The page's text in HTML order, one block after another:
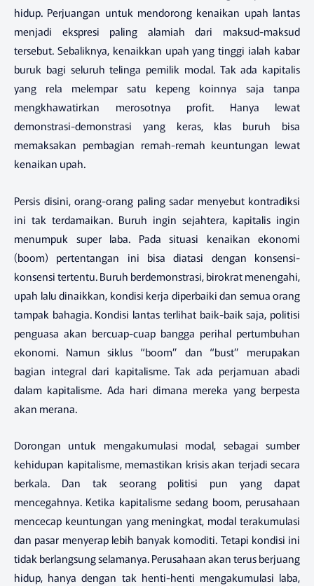
hidup. Perjuangan untuk mendorong kenaikan upah lantas
menjadi ekspresi paling alamiah dari maksud-maksud
tersebut. Sebaliknya, kenaikkan upah yang tinggi ialah kabar
buruk bagi seluruh telinga pemilik modal. Tak ada kapitalis
yang rela melempar satu kepeng koinnya saja tanpa
mengkhawatirkan merosotnya profit. Hanya lewat
demonstrasi-demonstrasi yang keras, klas buruh bisa
memaksakan pembagian remah-remah keuntungan lewat
kenaikan upah.
Persis disini, orang-orang paling sadar menyebut kontradiksi
ini tak terdamaikan. Buruh ingin sejahtera, kapitalis ingin
menumpuk super laba. Pada situasi kenaikan ekonomi
(boom) pertentangan ini bisa diatasi dengan konsensi-
konsensi tertentu. Buruh berdemonstrasi, birokrat menengahi,
upah lalu dinaikkan, kondisi kerja diperbaiki dan semua orang
tampak bahagia. Kondisi lantas terlihat baik-baik saja, politisi
penguasa akan bercuap-cuap bangga perihal pertumbuhan
ekonomi. Namun siklus “boom” dan “bust” merupakan
bagian integral dari kapitalisme. Tak ada perjamuan abadi
dalam kapitalisme. Ada hari dimana mereka yang berpesta
akan merana.
Dorongan untuk mengakumulasi modal, sebagai sumber
kehidupan kapitalisme, memastikan krisis akan terjadi secara
berkala. Dan tak seorang politisi pun yang dapat
mencegahnya. Ketika kapitalisme sedang boom, perusahaan
mencecap keuntungan yang meningkat, modal terakumulasi
dan pasar menyerap lebih banyak komoditi. Tetapi kondisi ini
tidak berlangsung selamanya. Perusahaan akan terus berjuang
hidup, hanya dengan tak henti-henti mengakumulasi laba,